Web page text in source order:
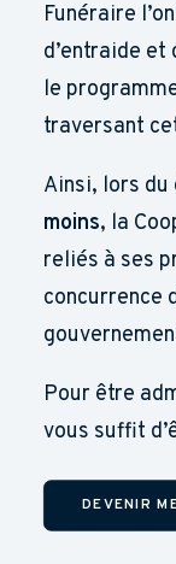
Funéraire
d’entraide
le
traversant
Ainsi, lors du
moins, la
reliés à ses
concurrence
Pour être
vous suffit
DEVENIR